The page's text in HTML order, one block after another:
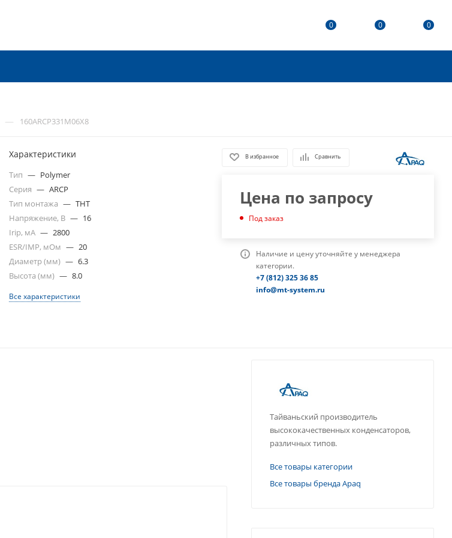
0 0 0
— 160ARCP331M06X8
Характеристики
Тип — Polymer
Серия — ARCP
Тип монтажа — THT
Напряжение, В — 16
Irip, мА — 2800
ESR/IMP, мОм — 20
Диаметр (мм) — 6.3
Высота (мм) — 8.0
Все характеристики
В избранное Сравнить
Цена по запросу
Под заказ
Наличие и цену уточняйте у менеджера
категории.
+7 (812) 325 36 85
info@mt-system.ru
Тайваньский производитель
высококачественных конденсаторов,
различных типов.
Все товары категории
Все товары бренда Apaq